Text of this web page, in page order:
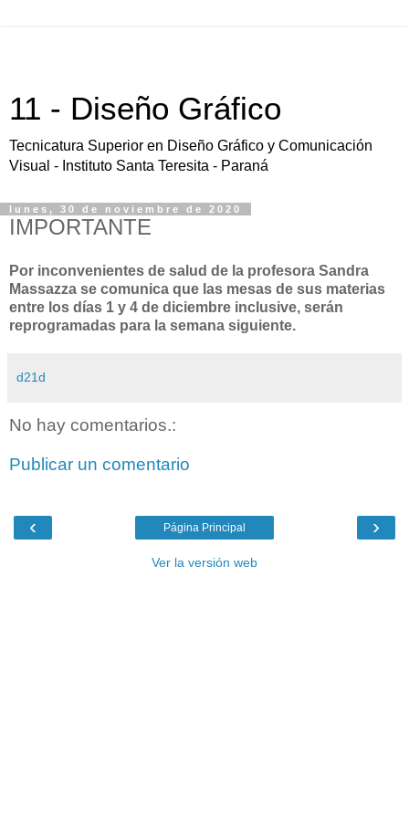
11 - Diseño Gráfico
Tecnicatura Superior en Diseño Gráfico y Comunicación
Visual - Instituto Santa Teresita - Paraná
lunes, 30 de noviembre de 2020
IMPORTANTE
Por inconvenientes de salud de la profesora Sandra
Massazza se comunica que las mesas de sus materias
entre los días 1 y 4 de diciembre inclusive, serán
reprogramadas para la semana siguiente.
d21d
No hay comentarios.:
Publicar un comentario
‹ ›
Página Principal
Ver la versión web